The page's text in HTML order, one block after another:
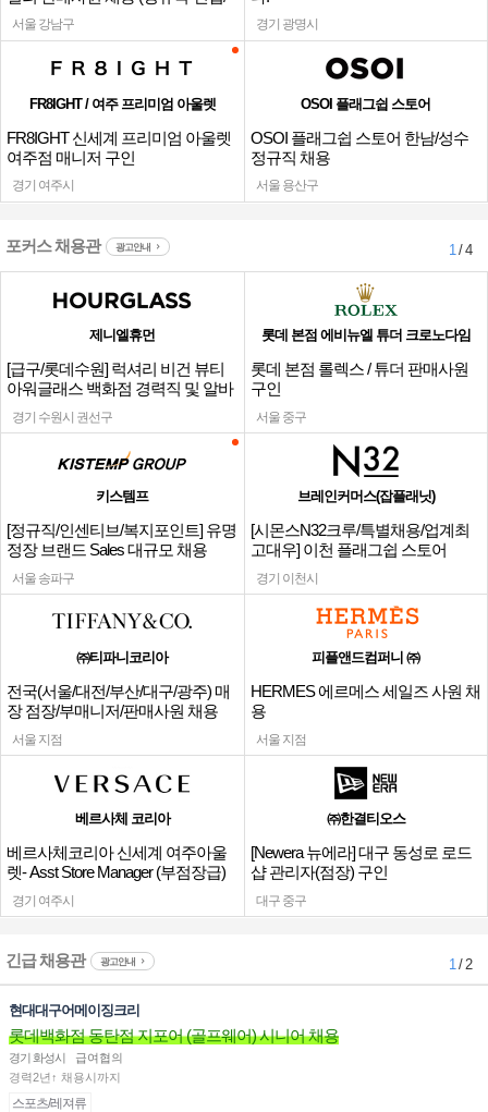
경력)
서울 강남구 경기 광명시
FR8IGHT / 여주 프리미엄 아울렛
FR8IGHT 신세계 프리미엄 아울렛
여주점 매니저 구인
경기 여주시
OSOI 플래그쉽 스토어
OSOI 플래그쉽 스토어 한남/성수
정규직 채용
서울 용산구
포커스 채용관 광고안내 1/ 4
제니엘휴먼
[급구/롯데수원] 럭셔리 비건 뷰티
아워글래스 백화점 경력직 및 알바
채용
경기 수원시 권선구
롯데 본점 에비뉴엘 튜더 크로노다임
롯데 본점 롤렉스 / 튜더 판매사원
구인
서울 중구
키스템프
[정규직/인센티브/복지포인트] 유명
정장 브랜드 Sales 대규모 채용
서울 송파구
브레인커머스(잡플래닛)
[시몬스N32크루/특별채용/업계최
고대우] 이천 플래그쉽 스토어
경기 이천시
㈜티파니코리아
전국(서울/대전/부산/대구/광주) 매
장 점장/부매니저/판매사원 채용
서울 지점
피플앤드컴퍼니 ㈜
HERMES 에르메스 세일즈 사원 채
용
서울 지점
베르사체 코리아
베르사체코리아 신세계 여주아울
렛- Asst Store Manager (부점장급)
채용
경기 여주시
㈜한결티오스
[Newera 뉴에라] 대구 동성로 로드
샵 관리자(점장) 구인
대구 중구
긴급 채용관 광고안내 1/ 2
현대대구어메이징크리
롯데백화점 동탄점 지포어 (골프웨어) 시니어 채용
경기 화성시
급여협의
경력2년↑ 채용시까지
스포츠/레져류